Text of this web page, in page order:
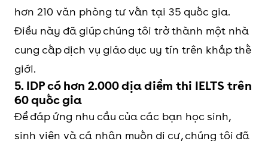
hơn 210 văn phòng tư vấn tại 35 quốc gia.
Điều này đã giúp chúng tôi trở thành một nhà
cung cấp dịch vụ giáo dục uy tín trên khắp thế
giới.
5. IDP có hơn 2.000 địa điểm thi IELTS trên
60 quốc gia
Để đáp ứng nhu cầu của các bạn học sinh,
sinh viên và cá nhân muốn di cư, chúng tôi đã